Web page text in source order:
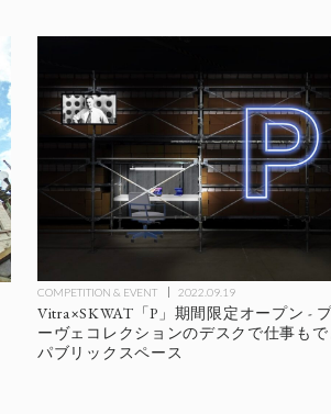
COMPETITION & EVENT 2022.09.19
Vitra×SKWAT「P」期間限定オープン -
ーヴェコレクションのデスクで仕事もで
パブリックスペース